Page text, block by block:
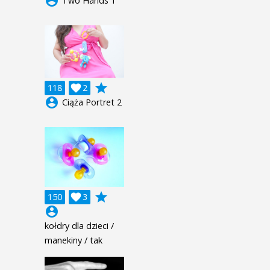
118 2

grade
account_circle Ciąża Portret 2
150 3

grade
account_circle
kołdry dla dzieci /
manekiny / tak